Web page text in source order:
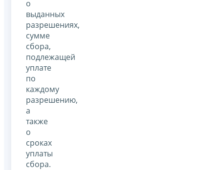
о
выданных
разрешениях,
сумме
сбора,
подлежащей
уплате
по
каждому
разрешению,
а
также
о
сроках
уплаты
сбора.